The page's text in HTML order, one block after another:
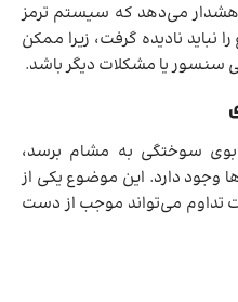
هشدار می‌دهد که سیستم ترمز
نادیده گرفت، زیرا ممکن
سنسور یا مشکلات دیگر باشد.
بوی سوختگی به مشام برسد،
وجود دارد. این موضوع یکی از
تداوم می‌تواند موجب از دست